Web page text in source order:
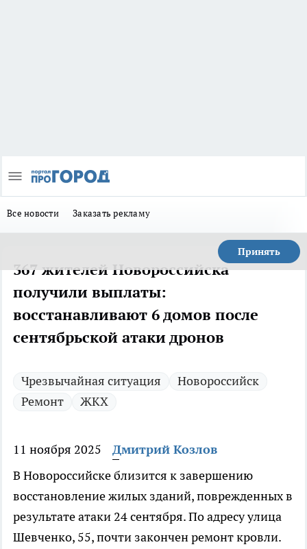
Все новости Заказать рекламу
Принять
367 жителей Новороссийска
получили выплаты:
восстанавливают 6 домов после
сентябрьской атаки дронов
Чрезвычайная ситуация
Новороссийск
Ремонт
ЖКХ
11 ноября 2025
Дмитрий Козлов
В Новороссийске близится к завершению
восстановление жилых зданий, поврежденных в
результате атаки 24 сентября. По адресу улица
Шевченко, 55, почти закончен ремонт кровли.